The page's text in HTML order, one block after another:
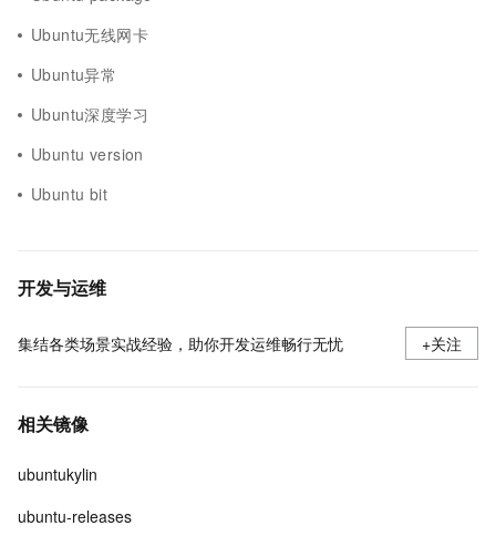
Ubuntu无线网卡
Ubuntu异常
Ubuntu深度学习
Ubuntu version
Ubuntu bit
开发与运维
集结各类场景实战经验，助你开发运维畅行无忧 +关注
相关镜像
ubuntukylin
ubuntu-releases